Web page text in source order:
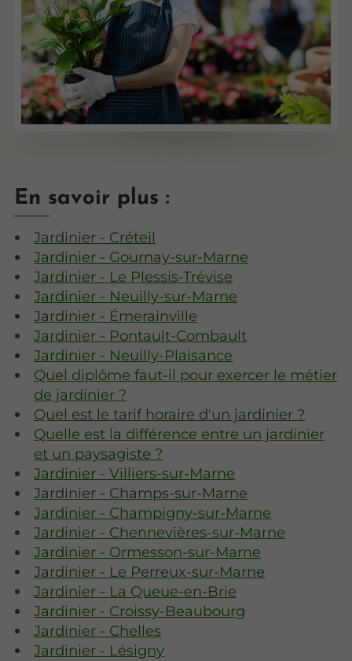
En savoir plus :
Jardinier - Créteil
Jardinier - Gournay-sur-Marne
Jardinier - Le Plessis-Trévise
Jardinier - Neuilly-sur-Marne
Jardinier - Émerainville
Jardinier - Pontault-Combault
Jardinier - Neuilly-Plaisance
Quel diplôme faut-il pour exercer le métier
de jardinier ?
Quel est le tarif horaire d'un jardinier ?
Quelle est la différence entre un jardinier
et un paysagiste ?
Jardinier - Villiers-sur-Marne
Jardinier - Champs-sur-Marne
Jardinier - Champigny-sur-Marne
Jardinier - Chennevières-sur-Marne
Jardinier - Ormesson-sur-Marne
Jardinier - Le Perreux-sur-Marne
Jardinier - La Queue-en-Brie
Jardinier - Croissy-Beaubourg
Jardinier - Chelles
Jardinier - Lésigny